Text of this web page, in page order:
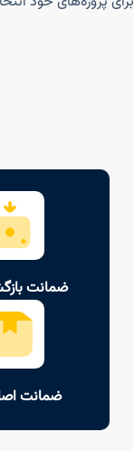
ضمانت
ضمانت